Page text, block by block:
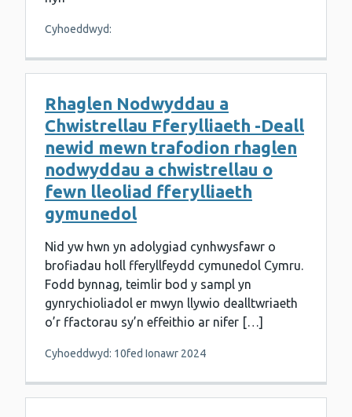
Cyhoeddwyd:
Rhaglen Nodwyddau a
Chwistrellau Fferylliaeth -Deall
newid mewn trafodion rhaglen
nodwyddau a chwistrellau o
fewn lleoliad fferylliaeth
gymunedol
Nid yw hwn yn adolygiad cynhwysfawr o
brofiadau holl fferyllfeydd cymunedol Cymru.
Fodd bynnag, teimlir bod y sampl yn
gynrychioliadol er mwyn llywio dealltwriaeth
o’r ffactorau sy’n effeithio ar nifer […]
Cyhoeddwyd: 10fed Ionawr 2024